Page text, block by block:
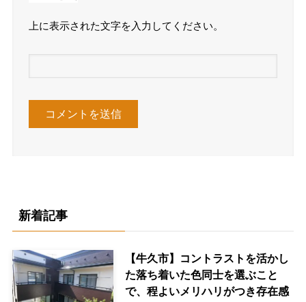
上に表示された文字を入力してください。
新着記事
【牛久市】コントラストを活かし
た落ち着いた色同士を選ぶこと
で、程よいメリハリがつき存在感